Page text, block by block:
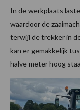
In de werkplaats
waardoor de
terwijl de trekker in
kan er gemakkelijk
halve meter hoog